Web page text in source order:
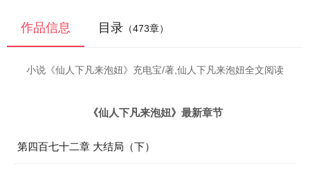
作品信息 目录 （473章）
小说《仙人下凡来泡妞》充电宝/著,仙人下凡来泡妞全文阅读
《仙人下凡来泡妞》最新章节
第四百七十二章 大结局（下）